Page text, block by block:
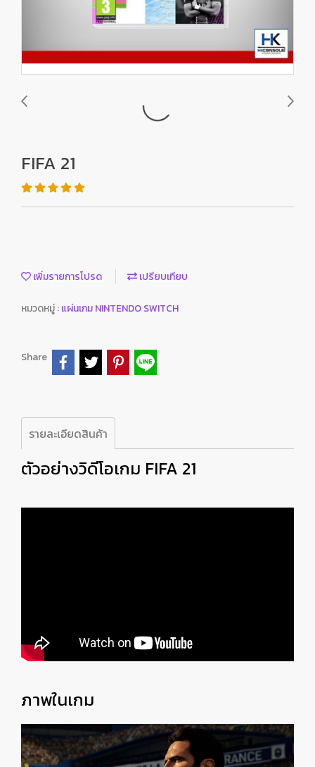
FIFA 21
เพิ่มรายการโปรด เปรียบเทียบ
หมวดหมู่ :แผ่นเกม NINTENDO SWITCH
Share
รายละเอียดสินค้า
ตัวอย่างวิดีโอเกม FIFA 21
ภาพในเกม